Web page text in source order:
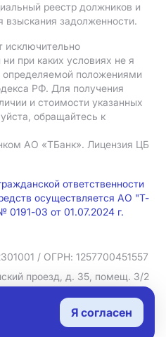
реестр должников и
взыскания задолженности.
исключительно
при каких условиях не я
определяемой положениями
РФ. Для получения
и стоимости указанных
обращайтесь к
АO «ТБанк». Лицензия ЦБ
ответственности
осуществляется АО "Т-
03 от 01.07.2024 г.
/ ОГРН: 1257700451557
проезд, д. 35, помещ. 3/2
персональных данных
Я согласен